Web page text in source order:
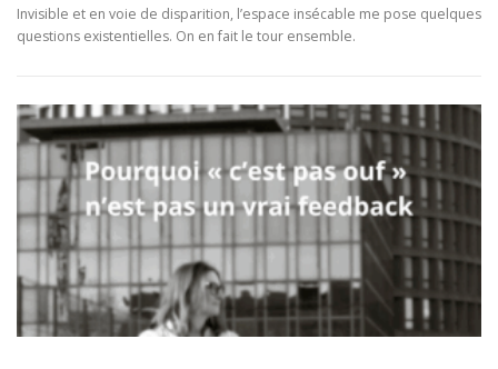
Invisible et en voie de disparition, l’espace insécable me pose quelques
questions existentielles. On en fait le tour ensemble.